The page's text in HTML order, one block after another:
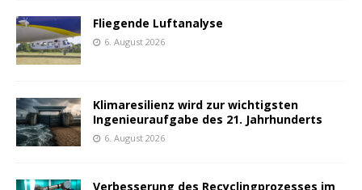
Fliegende Luftanalyse
6. August 2026
Klimaresilienz wird zur wichtigsten
Ingenieuraufgabe des 21. Jahrhunderts
6. August 2026
Verbesserung des Recyclingprozesses im